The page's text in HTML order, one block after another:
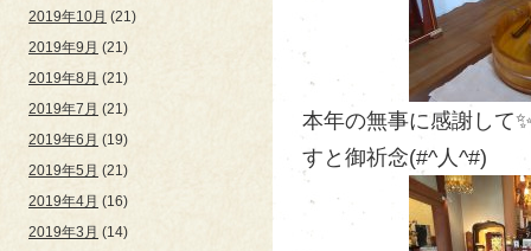
2019年10月 (21)
2019年9月 (21)
2019年8月 (21)
2019年7月 (21)
2019年6月 (19)
2019年5月 (21)
2019年4月 (16)
2019年3月 (14)
本年の無事に感謝して
すと御祈念(#^人^#)